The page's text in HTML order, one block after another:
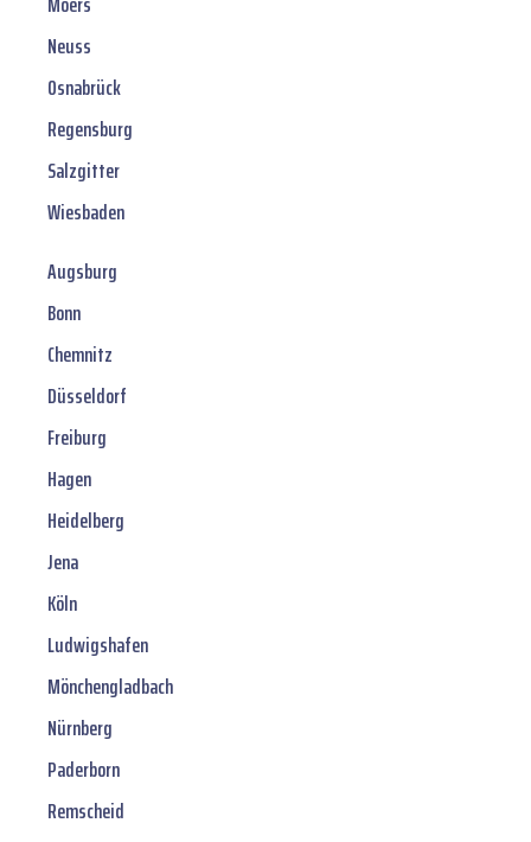
Neuss
Osnabrück
Regensburg
Salzgitter
Wiesbaden
Augsburg
Bonn
Chemnitz
Düsseldorf
Freiburg
Hagen
Heidelberg
Jena
Köln
Ludwigshafen
Mönchengladbach
Nürnberg
Paderborn
Remscheid